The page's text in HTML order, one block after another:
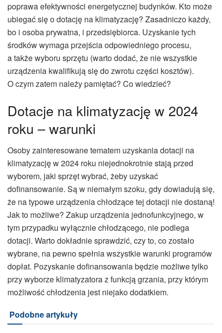
poprawa efektywności energetycznej budynków. Kto może
ubiegać się o dotację na klimatyzację? Zasadniczo każdy,
bo i osoba prywatna, i przedsiębiorca. Uzyskanie tych
środków wymaga przejścia odpowiedniego procesu,
a także wyboru sprzętu (warto dodać, że nie wszystkie
urządzenia kwalifikują się do zwrotu części kosztów).
O czym zatem należy pamiętać? Co wiedzieć?
Dotacje na klimatyzację w 2024
roku – warunki
Osoby zainteresowane tematem uzyskania dotacji na
klimatyzację w 2024 roku niejednokrotnie stają przed
wyborem, jaki sprzęt wybrać, żeby uzyskać
dofinansowanie. Są w niemałym szoku, gdy dowiadują się,
że na typowe urządzenia chłodzące tej dotacji nie dostaną!
Jak to możliwe? Zakup urządzenia jednofunkcyjnego, w
tym przypadku wyłącznie chłodzącego, nie podlega
dotacji. Warto dokładnie sprawdzić, czy to, co zostało
wybrane, na pewno spełnia wszystkie warunki programów
dopłat. Pozyskanie dofinansowania będzie możliwe tylko
przy wyborze klimatyzatora z funkcją grzania, przy którym
możliwość chłodzenia jest niejako dodatkiem.
Podobne artykuły